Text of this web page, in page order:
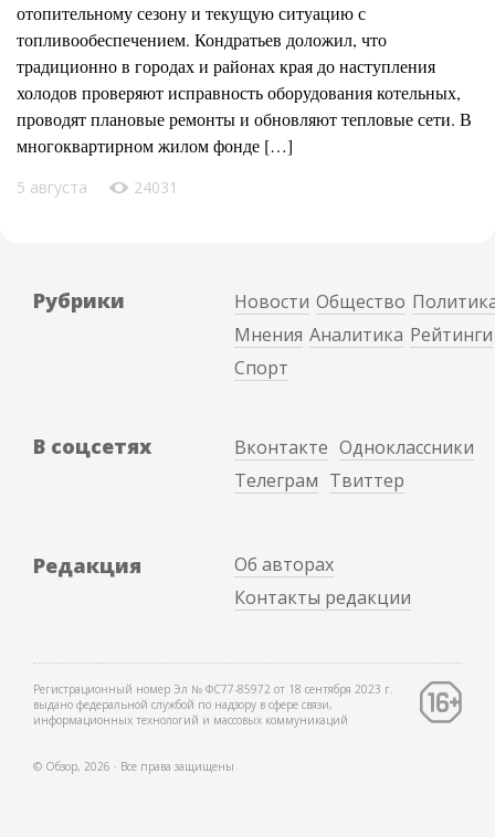
отопительному сезону и текущую ситуацию с
топливообеспечением. Кондратьев доложил, что
традиционно в городах и районах края до наступления
холодов проверяют исправность оборудования котельных,
проводят плановые ремонты и обновляют тепловые сети. В
многоквартирном жилом фонде […]
5 августа 24031
Рубрики Новости Общество
Мнения Аналитика Рейтинги
Спорт
В соцсетях Вконтакте Одноклассники
Телеграм Твиттер
Редакция
Об авторах
Контакты редакции
Регистрационный номер Эл № ФС77-85972 от 18 сентября 2023 г.
выдано федеральной службой по надзору в сфере связи,
информационных технологий и массовых коммуникаций
© Обзор, 2026 ∙ Все права защищены